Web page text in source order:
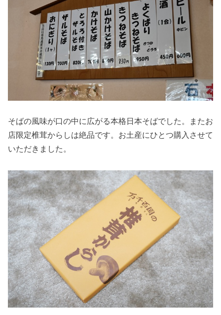
そばの風味が口の中に広がる本格日本そばでした。またお
店限定椎茸からしは絶品です。お土産にひとつ購入させて
いただきました。